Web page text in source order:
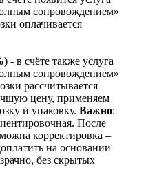
сопровождением»
оплачивается
- в счёте также услуга
сопровождением»
рассчитывается
цену, применяем
и упаковку. Важно:
После
корректировка –
на основании
без скрытых